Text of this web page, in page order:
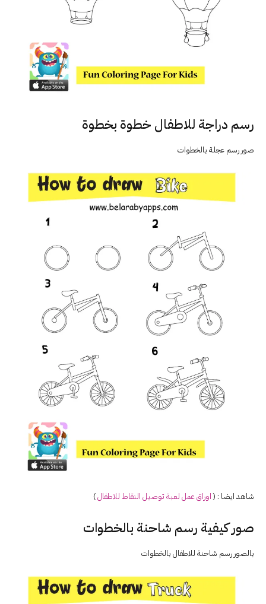
رسم دراجة للاطفال خطوة بخطوة
صور رسم عجلة بالخطوات
شاهد ايضا : (اوراق عمل لعبة توصيل النقاط للاطفال)
صور كيفية رسم شاحنة بالخطوات
بالصور رسم شاحنة للاطفال بالخطوات